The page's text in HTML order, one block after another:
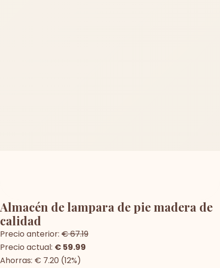
Almacén de lampara de pie madera de
calidad
Precio anterior: € 67.19
Precio actual: € 59.99
Ahorras: € 7.20 (12%)